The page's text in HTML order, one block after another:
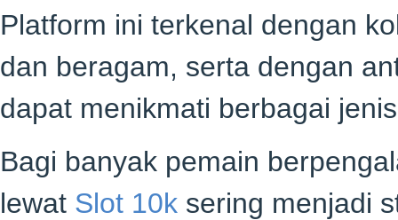
Platform ini terkenal dengan
dan beragam, serta dengan
dapat menikmati berbagai
Bagi banyak pemain
lewat Slot 10k sering menjadi